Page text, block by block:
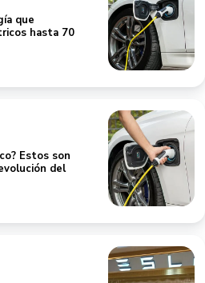
que
hasta 70
Estos son
del